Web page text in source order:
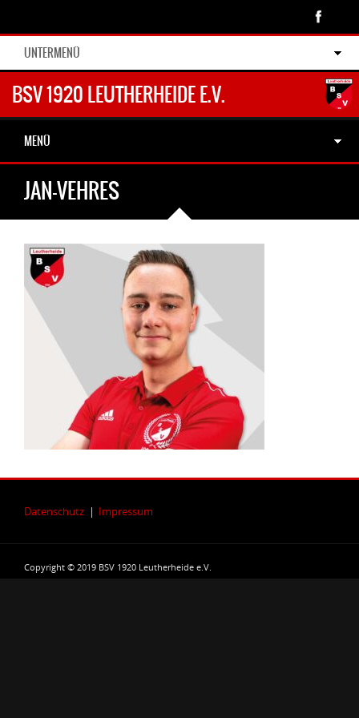
UNTERMENÜ
BSV 1920 LEUTHERHEIDE E.V.
MENÜ
JAN-VEHRES
Datenschutz | Impressum
Copyright © 2019 BSV 1920 Leutherheide e.V.